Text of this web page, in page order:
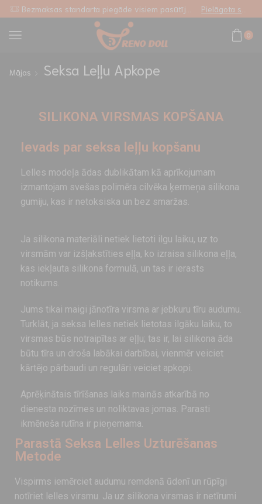
0
Mājas Seksa Leļļu Apkope
SILIKONA VIRSMAS KOPŠANA
Ievads par seksa leļļu kopšanu
Lelles modeļa ādas dublikātam kā aprīkojumam
izmantojam svešas polimēra cilvēka ķermeņa silikona
gumiju, kas ir netoksiska un bez smaržas.
Ja silikona materiāli netiek lietoti ilgu laiku, uz to
virsmām var izšļakstīties eļļa, ko izraisa silikona eļļa,
kas iekļauta silikona formulā, un tas ir ierasts
notikums.
Jums tikai maigi jānotīra virsma ar jebkuru tīru audumu.
Turklāt, ja seksa lelles netiek lietotas ilgāku laiku, to
virsmas būs notraipītas ar eļļu; tas ir, lai silikona āda
būtu tīra un droša labākai darbībai, vienmēr veiciet
kārtējo pārbaudi un regulāri veiciet apkopi.
Aprēķinātais tīrīšanas laiks mainās atkarībā no
dienesta nozīmes un noliktavas jomas. Parasti
ikmēneša rutīna ir pieņemama.
Parastā Seksa Lelles Uzturēšanas
Metode
Vispirms iemērciet audumu remdenā ūdenī un rūpīgi
notīriet lelles virsmu. Ja uz silikona virsmas ir netīrumi